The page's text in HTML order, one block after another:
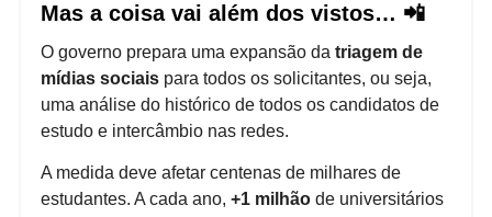
Mas a coisa vai além dos vistos… 📲
O governo prepara uma expansão da triagem de
mídias sociaispara todos os solicitantes, ou seja,
uma análise do histórico de todos os candidatos de
estudo e intercâmbio nas redes.
A medida deve afetar centenas de milhares de
estudantes. A cada ano, +1 milhãode universitários